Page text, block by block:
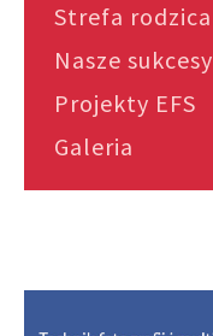
Strefa rodzica
Nasze sukcesy
Projekty EFS
Galeria